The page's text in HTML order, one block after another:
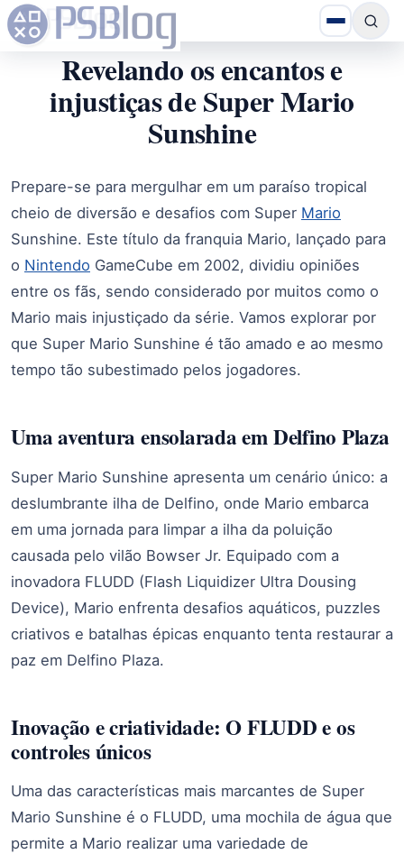
Revelando os encantos e
injustiças de Super Mario
Sunshine
Prepare-se para mergulhar em um paraíso tropical
cheio de diversão e desafios com Super Mario
Sunshine. Este título da franquia Mario, lançado para
o Nintendo GameCube em 2002, dividiu opiniões
entre os fãs, sendo considerado por muitos como o
Mario mais injustiçado da série. Vamos explorar por
que Super Mario Sunshine é tão amado e ao mesmo
tempo tão subestimado pelos jogadores.
Uma aventura ensolarada em Delfino Plaza
Super Mario Sunshine apresenta um cenário único: a
deslumbrante ilha de Delfino, onde Mario embarca
em uma jornada para limpar a ilha da poluição
causada pelo vilão Bowser Jr. Equipado com a
inovadora FLUDD (Flash Liquidizer Ultra Dousing
Device), Mario enfrenta desafios aquáticos, puzzles
criativos e batalhas épicas enquanto tenta restaurar a
paz em Delfino Plaza.
Inovação e criatividade: O FLUDD e os
controles únicos
Uma das características mais marcantes de Super
Mario Sunshine é o FLUDD, uma mochila de água que
permite a Mario realizar uma variedade de